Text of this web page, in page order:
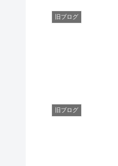
旧ブログ
旧ブログ